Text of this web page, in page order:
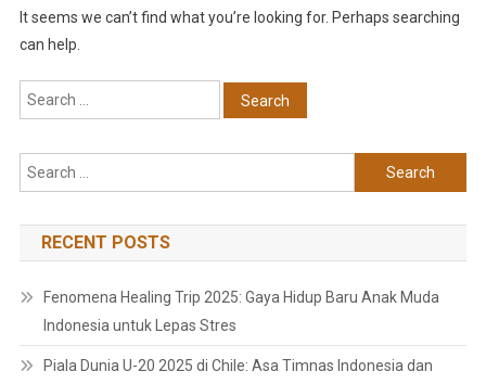
It seems we can’t find what you’re looking for. Perhaps searching
can help.
Search
for:
Search
for:
RECENT POSTS
Fenomena Healing Trip 2025: Gaya Hidup Baru Anak Muda
Indonesia untuk Lepas Stres
Piala Dunia U-20 2025 di Chile: Asa Timnas Indonesia dan